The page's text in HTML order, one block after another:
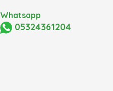
Whatsapp
05324361204